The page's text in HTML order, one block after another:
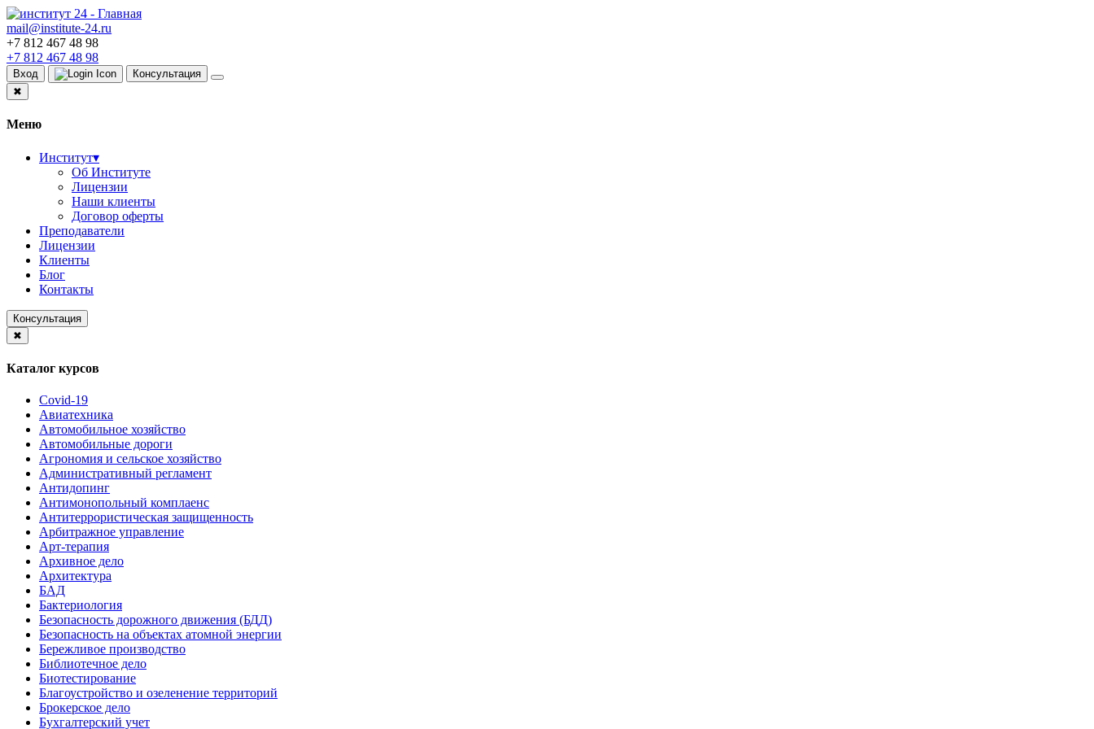
mail@institute-24.ru
+7 812 467 48 98
+7 812 467 48 98
Вход
Консультация
✖
Меню
Институт▾
Об Институте
Лицензии
Наши клиенты
Договор оферты
Преподаватели
Лицензии
Клиенты
Блог
Контакты
Консультация
✖
Каталог курсов
Covid-19
Авиатехника
Автомобильное хозяйство
Автомобильные дороги
Агрономия и сельское хозяйство
Административный регламент
Антидопинг
Антимонопольный комплаенс
Антитеррористическая защищенность
Арбитражное управление
Арт-терапия
Архивное дело
Архитектура
БАД
Бактериология
Безопасность дорожного движения (БДД)
Безопасность на объектах атомной энергии
Бережливое производство
Библиотечное дело
Биотестирование
Благоустройство и озеленение территорий
Брокерское дело
Бухгалтерский учет